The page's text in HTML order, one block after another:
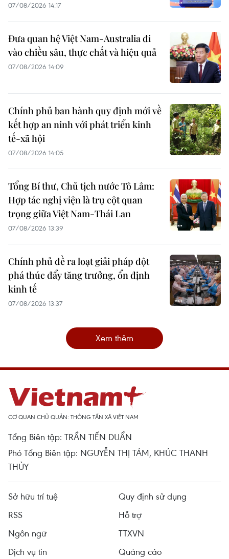
07/08/2026 14:17
Đưa quan hệ Việt Nam-Australia đi
vào chiều sâu, thực chất và hiệu quả
07/08/2026 14:09
Chính phủ ban hành quy định mới về
kết hợp an ninh với phát triển kinh
tế-xã hội
07/08/2026 14:05
Tổng Bí thư, Chủ tịch nước Tô Lâm:
Hợp tác nghị viện là trụ cột quan
trọng giữa Việt Nam-Thái Lan
07/08/2026 13:39
Chính phủ đề ra loạt giải pháp đột
phá thúc đẩy tăng trưởng, ổn định
kinh tế
07/08/2026 13:37
Xem thêm
CƠ QUAN CHỦ QUẢN: THÔNG TẤN XÃ VIỆT NAM
Tổng Biên tập: TRẦN TIẾN DUẨN
Phó Tổng Biên tập: NGUYỄN THỊ TÁM, KHÚC THANH
THỦY
Sở hữu trí tuệ
Quy định sử dụng
RSS
Hỗ trợ
Ngôn ngữ
TTXVN
Dịch vụ tin
Quảng cáo